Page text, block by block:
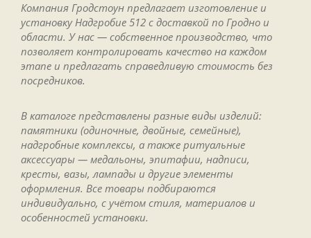
Компания Гродстоун предлагает изготовление и
установку Надгробие 512 с доставкой по Гродно и
области. У нас — собственное производство, что
позволяет контролировать качество на каждом
этапе и предлагать справедливую стоимость без
посредников.
В каталоге представлены разные виды изделий:
памятники (одиночные, двойные, семейные),
надгробные комплексы, а также ритуальные
аксессуары — медальоны, эпитафии, надписи,
кресты, вазы, лампады и другие элементы
оформления. Все товары подбираются
индивидуально, с учётом стиля, материалов и
особенностей установки.